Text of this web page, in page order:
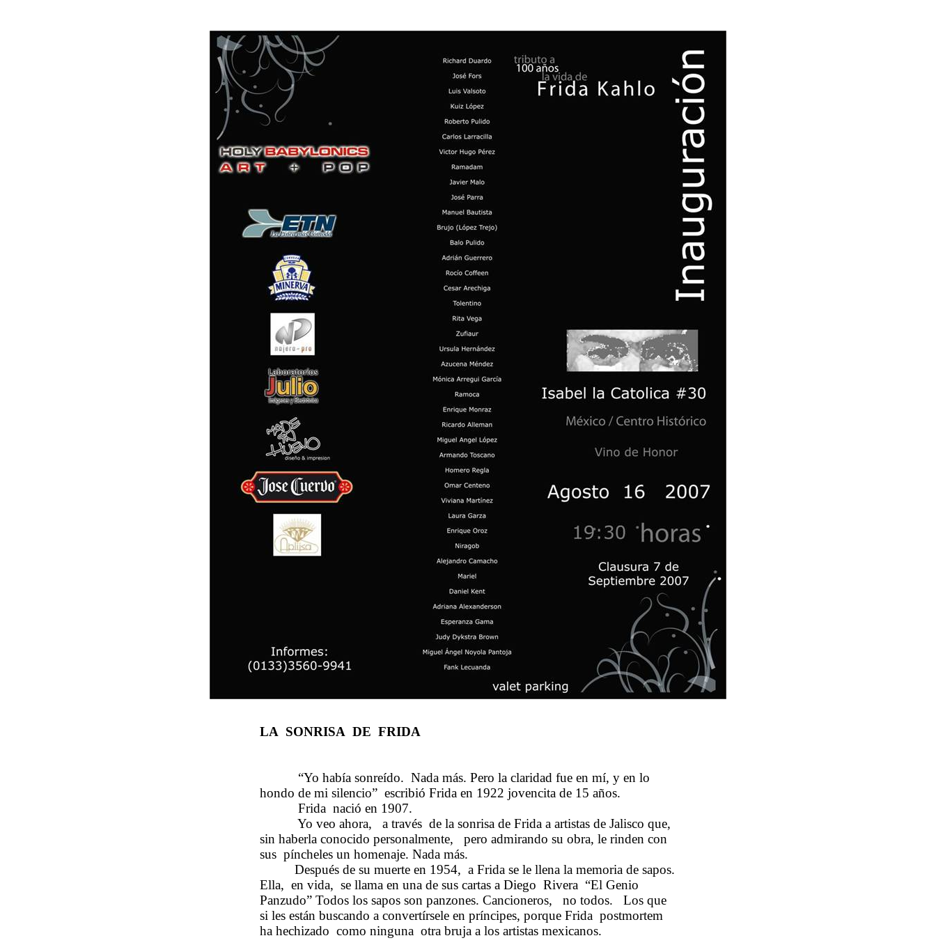
LA SONRISA DE FRIDA
“Yo había sonreído. Nada más. Pero la claridad fue en mí, y en lo
hondo de mi silencio” escribió Frida en 1922 jovencita de 15 años.
Frida nació en 1907.
Yo veo ahora,
a través de la sonrisa de Frida a artistas de Jalisco que,
sin haberla conocido personalmente,
pero admirando su obra, le rinden con
sus pínchelesun homenaje. Nada más.
Después de su muerte en 1954, a Frida se le llena la memoria de sapos.
Ella, en vida, se llama en una de sus cartas a Diego Rivera “El Genio
Panzudo” Todos los sapos son panzones. Cancioneros,
no todos.
Los que
si les están buscando a convertírsele en príncipes, porque Frida postmortem
ha hechizado como ninguna otra bruja a los artistas mexicanos.